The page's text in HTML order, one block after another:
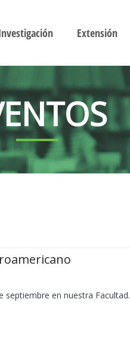
Extensión
septiembre en nuestra Facultad.